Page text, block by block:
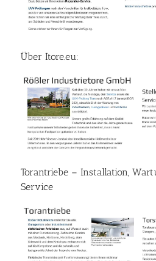
Über Itore.eu:
Torantriebe – Installation,
Service